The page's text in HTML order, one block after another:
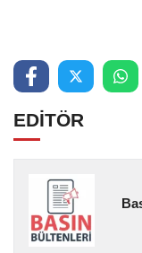
EDİTÖR